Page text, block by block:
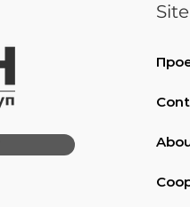
чорний муар